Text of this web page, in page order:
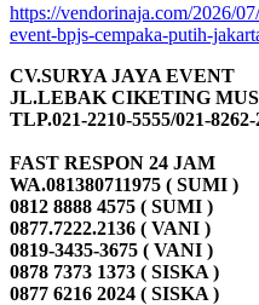
https://vendorinaja.com/2026/
event-bpjs-cempaka-putih-
CV.SURYA JAYA EVENT
JL.LEBAK CIKETING
TLP.021-2210-5555/021-8262-
FAST RESPON 24 JAM
WA.081380711975 ( SUMI )
0812 8888 4575 ( SUMI )
0877.7222.2136 ( VANI )
0819-3435-3675 ( VANI )
0878 7373 1373 ( SISKA )
0877 6216 2024 ( SISKA )